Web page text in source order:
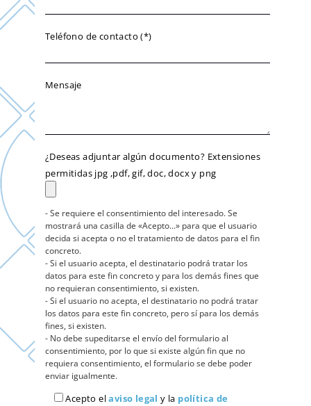
Teléfono de contacto (*)
Mensaje
¿Deseas adjuntar algún documento? Extensiones
permitidas jpg ,pdf, gif, doc, docx y png
- Se requiere el consentimiento del interesado. Se
mostrará una casilla de «Acepto...» para que el usuario
decida si acepta o no el tratamiento de datos para el fin
concreto.
- Si el usuario acepta, el destinatario podrá tratar los
datos para este fin concreto y para los demás fines que
no requieran consentimiento, si existen.
- Si el usuario no acepta, el destinatario no podrá tratar
los datos para este fin concreto, pero sí para los demás
fines, si existen.
- No debe supeditarse el envío del formulario al
consentimiento, por lo que si existe algún fin que no
requiera consentimiento, el formulario se debe poder
enviar igualmente.
Acepto elaviso legaly la política de